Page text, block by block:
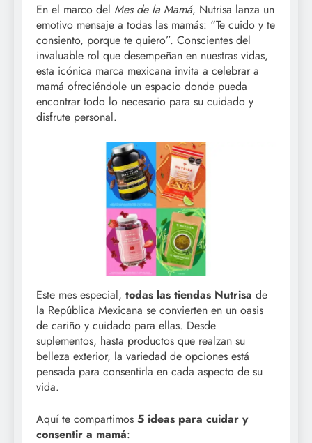
En el marco del Mes de la Mamá, Nutrisa lanza un
emotivo mensaje a todas las mamás: “Te cuido y te
consiento, porque te quiero”. Conscientes del
invaluable rol que desempeñan en nuestras vidas,
esta icónica marca mexicana invita a celebrar a
mamá ofreciéndole un espacio donde pueda
encontrar todo lo necesario para su cuidado y
disfrute personal.
Este mes especial, todas las tiendas Nutrisa de
la República Mexicana se convierten en un oasis
de cariño y cuidado para ellas. Desde
suplementos, hasta productos que realzan su
belleza exterior, la variedad de opciones está
pensada para consentirla en cada aspecto de su
vida.
Aquí te compartimos 5 ideas para cuidar y
consentir a mamá: